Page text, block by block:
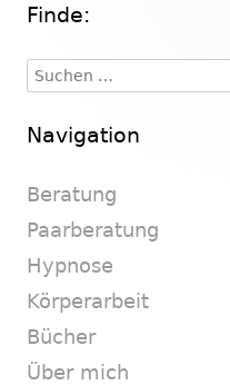
Haupt-
Seitenleiste
Finde:
Suchen
nach:
Navigation
Beratung
Paarberatung
Hypnose
Körperarbeit
Bücher
Über mich